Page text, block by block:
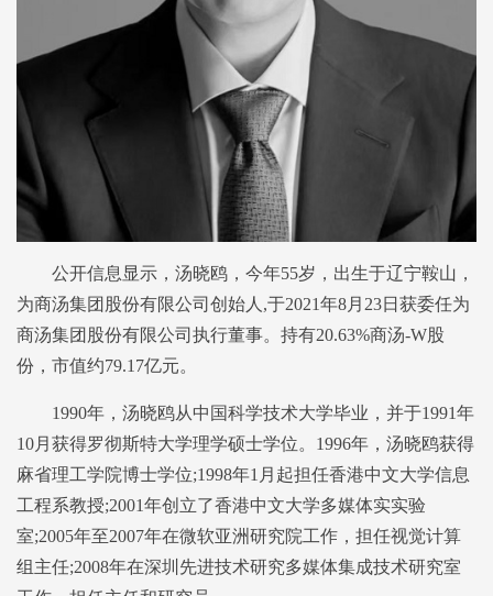
公开信息显示，汤晓鸥，今年55岁，出生于辽宁鞍山，
为商汤集团股份有限公司创始人,于2021年8月23日获委任为
商汤集团股份有限公司执行董事。持有20.63%商汤-W股
份，市值约79.17亿元。
1990年，汤晓鸥从中国科学技术大学毕业，并于1991年
10月获得罗彻斯特大学理学硕士学位。1996年，汤晓鸥获得
麻省理工学院博士学位;1998年1月起担任香港中文大学信息
工程系教授;2001年创立了香港中文大学多媒体实实验
室;2005年至2007年在微软亚洲研究院工作，担任视觉计算
组主任;2008年在深圳先进技术研究多媒体集成技术研究室